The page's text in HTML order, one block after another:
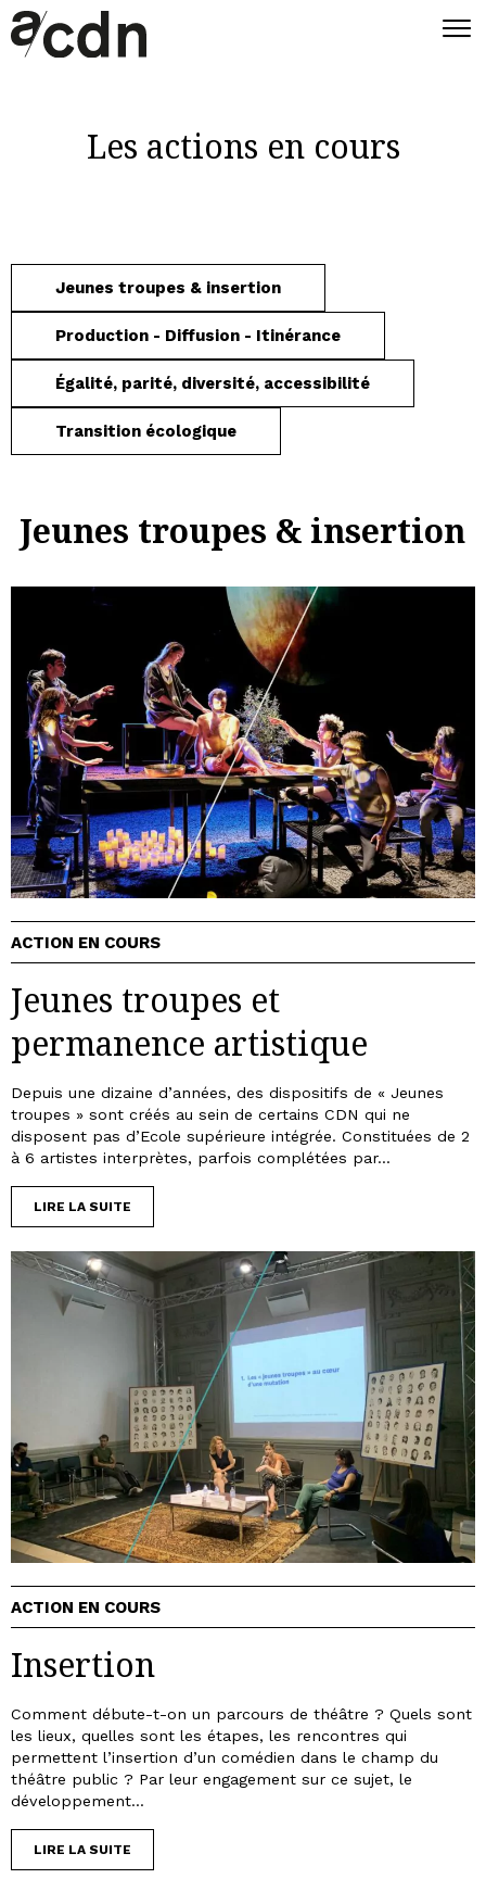
Les actions en cours
Jeunes troupes & insertion
Production - Diffusion - Itinérance
Égalité, parité, diversité, accessibilité
Transition écologique
Jeunes troupes & insertion
ACTION EN COURS
Jeunes troupes et
permanence artistique
Depuis une dizaine d’années, des dispositifs de « Jeunes
troupes » sont créés au sein de certains CDN qui ne
disposent pas d’Ecole supérieure intégrée. Constituées de 2
à 6 artistes interprètes, parfois complétées par...
LIRE LA SUITE
ACTION EN COURS
Insertion
Comment débute-t-on un parcours de théâtre ? Quels sont
les lieux, quelles sont les étapes, les rencontres qui
permettent l’insertion d’un comédien dans le champ du
théâtre public ? Par leur engagement sur ce sujet, le
développement...
LIRE LA SUITE